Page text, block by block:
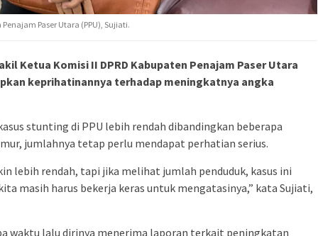
Paser Utara (PPU), Sujiati.
Ketua Komisi II DPRD Kabupaten Penajam Paser Utara
keprihatinannya terhadap meningkatnya angka
stunting di PPU lebih rendah dibandingkan beberapa
jumlahnya tetap perlu mendapat perhatian serius.
lebih rendah, tapi jika melihat jumlah penduduk, kasus ini
masih harus bekerja keras untuk mengatasinya,” kata Sujiati,
waktu lalu dirinya menerima laporan terkait peningkatan